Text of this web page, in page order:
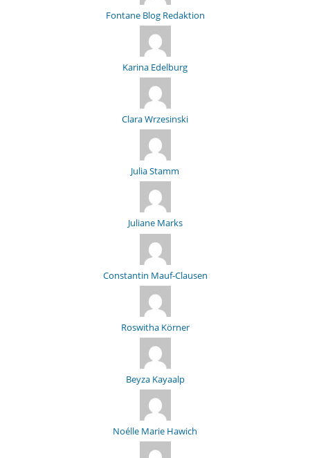
Fontane Blog Redaktion
Karina Edelburg
Clara Wrzesinski
Julia Stamm
Juliane Marks
Constantin Mauf-Clausen
Roswitha Körner
Beyza Kayaalp
Noélle Marie Hawich